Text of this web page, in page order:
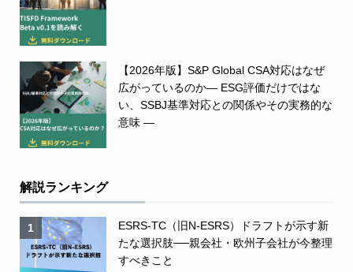
【2026年版】S&P Global CSA対応はなぜ
広がっているのか― ESG評価だけではな
い、SSBJ基準対応との関係やその実務的な
意味 ―
解説ランキング
1
ESRS-TC（旧N-ESRS）ドラフトが示す新
たな選択肢──親会社・欧州子会社が今整理
すべきこと